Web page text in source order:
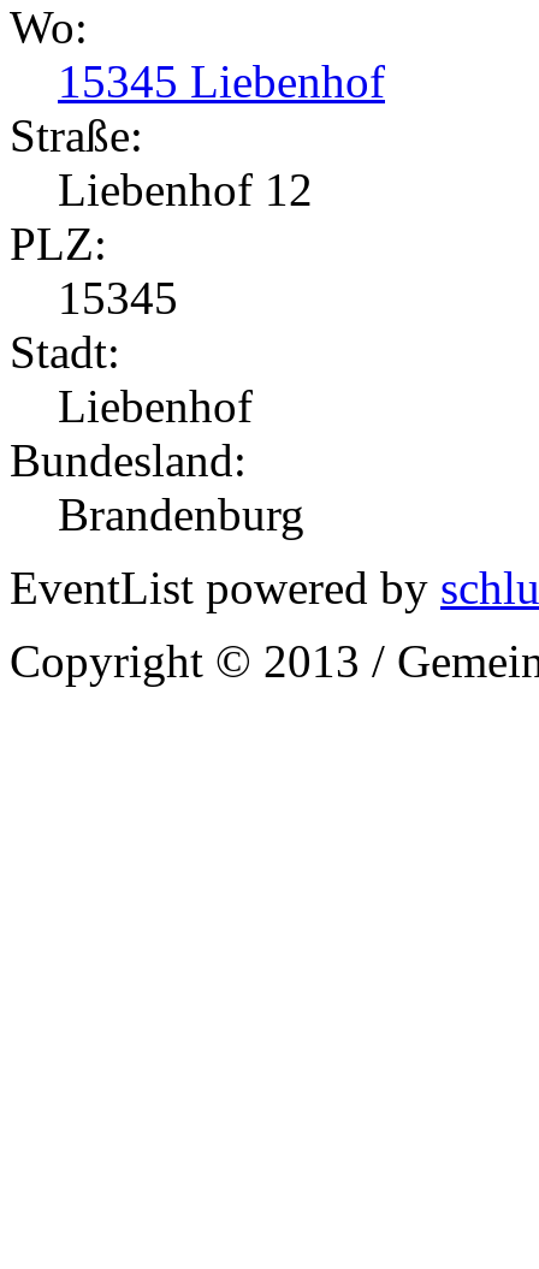
Wo:
15345 Liebenhof
Straße:
Liebenhof 12
PLZ:
15345
Stadt:
Liebenhof
Bundesland:
Brandenburg
EventList powered by
Copyright © 2013 /